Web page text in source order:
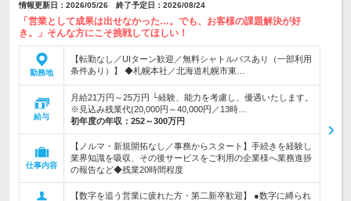
情報更新日：2026/05/26 終了予定日：2026/08/24
「営業として成果は出せなかった…。でも、お客様の課題解決が好
き。」そんな方にこそ挑戦してほしい！
勤務地
【転勤なし／UIターン歓迎／無料シャトルバスあり（一部利用
条件あり）】 ◆札幌本社／北海道札幌市東…
給与
月給21万円～25万円 └経験、能力を考慮し、優遇いたします。
※見込み残業代(20,000円～40,000円／13時…
初年度の年収： 252～300万円
仕事内容
【ノルマ・新規開拓なし／事務からスタート】手続きを経験し
業界知識を吸収、その後サービスをご利用の企業様へ業務進捗
の報告など◆残業20時間程度
【数字を追う営業に疲れた方・第二新卒歓迎】 ●数字に縛られ